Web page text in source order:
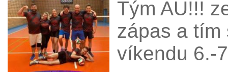
Tým AU!!!
zápas a tím
víkendu 6.-